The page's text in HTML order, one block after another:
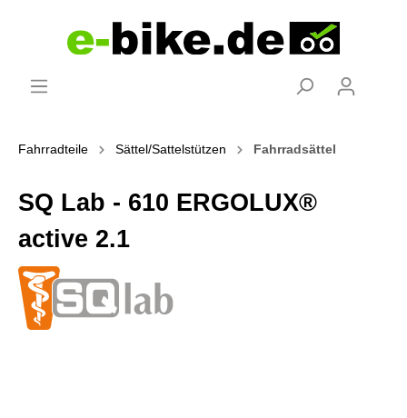
Fahrradteile Sättel/Sattelstützen Fahrradsättel
SQ Lab - 610 ERGOLUX®
active 2.1